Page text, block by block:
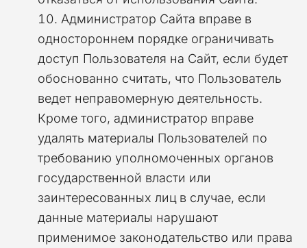
Администратор Сайта вправе в
одностороннем порядке ограничивать
доступ Пользователя на Сайт, если будет
обоснованно считать, что Пользователь
ведет неправомерную деятельность.
Кроме того, администратор вправе
удалять материалы Пользователей по
требованию уполномоченных органов
государственной власти или
заинтересованных лиц в случае, если
данные материалы нарушают
применимое законодательство или права